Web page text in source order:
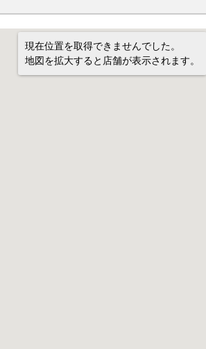
現在位置を取得できませんでした。
地図を拡大すると店舗が表示されます。